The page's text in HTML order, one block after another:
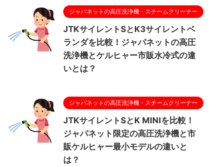
ジャパネットの高圧洗浄機・スチームクリーナー
JTKサイレントSとK3サイレントベ
ランダを比較！ジャパネットの高圧
洗浄機とケルヒャー市販水冷式の違
いとは？
ジャパネットの高圧洗浄機・スチームクリーナー
JTKサイレントSとK MINIを比較！
ジャパネット限定の高圧洗浄機と市
販ケルヒャー最小モデルの違いと
は？